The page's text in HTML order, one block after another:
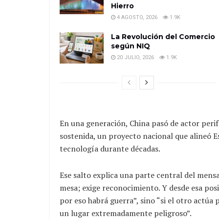
Hierro
4 AGOSTO, 2026 1.9K
La Revolución del Comercio
según NIQ
20 JULIO, 2026 1.9K
En una generación, China pasó de actor
sostenida, un proyecto nacional que alineó
tecnología durante décadas.
Ese salto explica una parte central del
mesa; exige reconocimiento. Y desde esa
por eso habrá guerra”, sino “si el otro
un lugar extremadamente peligroso”.